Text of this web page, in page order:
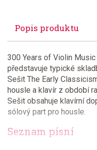
Popis produktu
300 Years of Violin
představuje typické
Sešit The Early
housle a klavír z období
Sešit obsahuje klavírní
sólový part pro housle.
Seznam písní